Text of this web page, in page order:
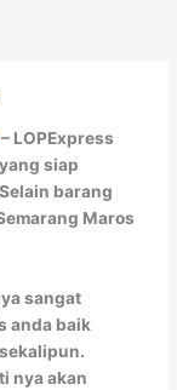
– LOPExpress
siap
barang
Maros
sangat
anda baik
nya akan